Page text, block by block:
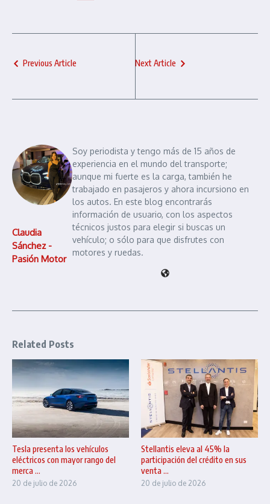
Previous Article Next Article
Claudia
Sánchez -
Pasión Motor
Soy periodista y tengo más de 15 años de
experiencia en el mundo del transporte;
aunque mi fuerte es la carga, también he
trabajado en pasajeros y ahora incursiono en
los autos. En este blog encontrarás
información de usuario, con los aspectos
técnicos justos para elegir si buscas un
vehículo; o sólo para que disfrutes con
motores y ruedas.
Related Posts
Tesla presenta los vehículos
eléctricos con mayor rango del
merca ...
20 de julio de 2026
Stellantis eleva al 45% la
participación del crédito en sus
venta ...
20 de julio de 2026